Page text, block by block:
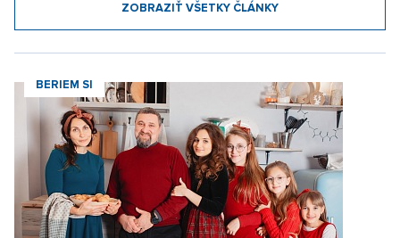
ZOBRAZIŤ VŠETKY ČLÁNKY
BERIEM SI